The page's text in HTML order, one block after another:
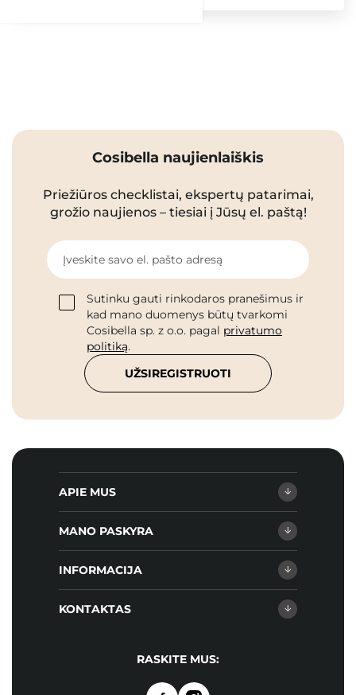
Cosibella naujienlaiškis
Priežiūros checklistai, ekspertų patarimai,
grožio naujienos – tiesiai į Jūsų el. paštą!
Įveskite savo el. pašto adresą
Sutinku gauti rinkodaros pranešimus ir
kad mano duomenys būtų tvarkomi
Cosibella sp. z o.o. pagal privatumo
politiką.
UŽSIREGISTRUOTI
APIE MUS
MANO PASKYRA
INFORMACIJA
KONTAKTAS
RASKITE MUS: